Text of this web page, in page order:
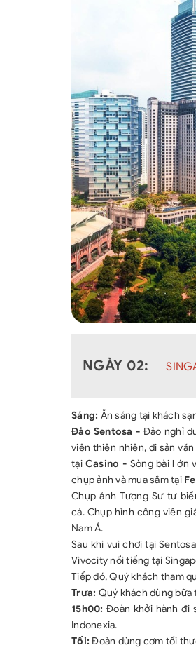
NGÀY 02:
Sáng: Ăn sáng tại khách
Đảo Sentosa - Đảo nghỉ
viên thiên nhiên, di sản
tại Casino - Sòng bài l ớn
chụp ảnh và mua sắm tại
Chụp ảnh Tượng Sư tư
cá. Chụp hình công viên
Nam Á.
Sau khi vui chơi tại
Vivocity nổi tiếng tại
Tiếp đó, Quý khách tham
Trưa: Quý khách dùng bữa
15h00:Đoàn khởi hành đi
Indonexia.
Tối:Đoàn dùng cơm tối